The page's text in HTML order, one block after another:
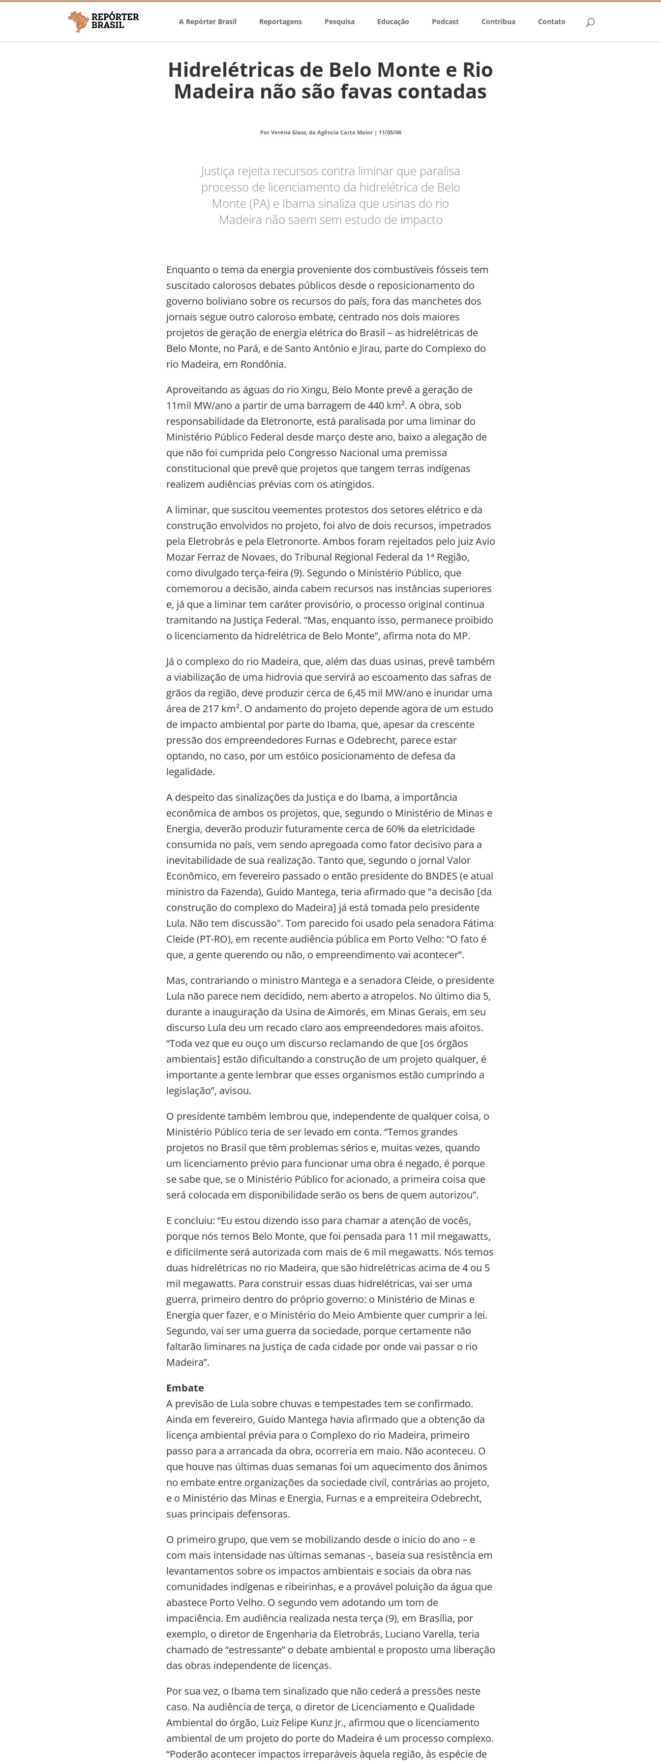
A Repórter Brasil Reportagens Pesquisa Educação Podcast Contribua Contato
Hidrelétricas de Belo Monte e Rio
Madeira não são favas contadas
Por Verena Glass, da Agência Carta Maior | 11/05/06
Justiça rejeita recursos contra liminar que paralisa
processo de licenciamento da hidrelétrica de Belo
Monte (PA) e Ibama sinaliza que usinas do rio
Madeira não saem sem estudo de impacto
Enquanto o tema da energia proveniente dos combustíveis fósseis tem
suscitado calorosos debates públicos desde o reposicionamento do
governo boliviano sobre os recursos do país, fora das manchetes dos
jornais segue outro caloroso embate, centrado nos dois maiores
projetos de geração de energia elétrica do Brasil – as hidrelétricas de
Belo Monte, no Pará, e de Santo Antônio e Jirau, parte do Complexo do
rio Madeira, em Rondônia.
Aproveitando as águas do rio Xingu, Belo Monte prevê a geração de
11mil MW/ano a partir de uma barragem de 440 km². A obra, sob
responsabilidade da Eletronorte, está paralisada por uma liminar do
Ministério Público Federal desde março deste ano, baixo a alegação de
que não foi cumprida pelo Congresso Nacional uma premissa
constitucional que prevê que projetos que tangem terras indígenas
realizem audiências prévias com os atingidos.
A liminar, que suscitou veementes protestos dos setores elétrico e da
construção envolvidos no projeto, foi alvo de dois recursos, impetrados
pela Eletrobrás e pela Eletronorte. Ambos foram rejeitados pelo juiz Avio
Mozar Ferraz de Novaes, do Tribunal Regional Federal da 1ª Região,
como divulgado terça-feira (9). Segundo o Ministério Público, que
comemorou a decisão, ainda cabem recursos nas instâncias superiores
e, já que a liminar tem caráter provisório, o processo original continua
tramitando na Justiça Federal. “Mas, enquanto isso, permanece proibido
o licenciamento da hidrelétrica de Belo Monte”, afirma nota do MP.
Já o complexo do rio Madeira, que, além das duas usinas, prevê também
a viabilização de uma hidrovia que servirá ao escoamento das safras de
grãos da região, deve produzir cerca de 6,45 mil MW/ano e inundar uma
área de 217 km². O andamento do projeto depende agora de um estudo
de impacto ambiental por parte do Ibama, que, apesar da crescente
pressão dos empreendedores Furnas e Odebrecht, parece estar
optando, no caso, por um estóico posicionamento de defesa da
legalidade.
A despeito das sinalizações da Justiça e do Ibama, a importância
econômica de ambos os projetos, que, segundo o Ministério de Minas e
Energia, deverão produzir futuramente cerca de 60% da eletricidade
consumida no país, vem sendo apregoada como fator decisivo para a
inevitabilidade de sua realização. Tanto que, segundo o jornal Valor
Econômico, em fevereiro passado o então presidente do BNDES (e atual
ministro da Fazenda), Guido Mantega, teria afirmado que "a decisão [da
construção do complexo do Madeira] já está tomada pelo presidente
Lula. Não tem discussão". Tom parecido foi usado pela senadora Fátima
Cleide (PT-RO), em recente audiência pública em Porto Velho: “O fato é
que, a gente querendo ou não, o empreendimento vai acontecer”.
Mas, contrariando o ministro Mantega e a senadora Cleide, o presidente
Lula não parece nem decidido, nem aberto a atropelos. No último dia 5,
durante a inauguração da Usina de Aimorés, em Minas Gerais, em seu
discurso Lula deu um recado claro aos empreendedores mais afoitos.
“Toda vez que eu ouço um discurso reclamando de que [os órgãos
ambientais] estão dificultando a construção de um projeto qualquer, é
importante a gente lembrar que esses organismos estão cumprindo a
legislação”, avisou.
O presidente também lembrou que, independente de qualquer coisa, o
Ministério Público teria de ser levado em conta. “Temos grandes
projetos no Brasil que têm problemas sérios e, muitas vezes, quando
um licenciamento prévio para funcionar uma obra é negado, é porque
se sabe que, se o Ministério Público for acionado, a primeira coisa que
será colocada em disponibilidade serão os bens de quem autorizou”.
E concluiu: “Eu estou dizendo isso para chamar a atenção de vocês,
porque nós temos Belo Monte, que foi pensada para 11 mil megawatts,
e dificilmente será autorizada com mais de 6 mil megawatts. Nós temos
duas hidrelétricas no rio Madeira, que são hidrelétricas acima de 4 ou 5
mil megawatts. Para construir essas duas hidrelétricas, vai ser uma
guerra, primeiro dentro do próprio governo: o Ministério de Minas e
Energia quer fazer, e o Ministério do Meio Ambiente quer cumprir a lei.
Segundo, vai ser uma guerra da sociedade, porque certamente não
faltarão liminares na Justiça de cada cidade por onde vai passar o rio
Madeira”.
Embate
A previsão de Lula sobre chuvas e tempestades tem se confirmado.
Ainda em fevereiro, Guido Mantega havia afirmado que a obtenção da
licença ambiental prévia para o Complexo do rio Madeira, primeiro
passo para a arrancada da obra, ocorreria em maio. Não aconteceu. O
que houve nas últimas duas semanas foi um aquecimento dos ânimos
no embate entre organizações da sociedade civil, contrárias ao projeto,
e o Ministério das Minas e Energia, Furnas e a empreiteira Odebrecht,
suas principais defensoras.
O primeiro grupo, que vem se mobilizando desde o inicio do ano – e
com mais intensidade nas últimas semanas -, baseia sua resistência em
levantamentos sobre os impactos ambientais e sociais da obra nas
comunidades indígenas e ribeirinhas, e a provável poluição da água que
abastece Porto Velho. O segundo vem adotando um tom de
impaciência. Em audiência realizada nesta terça (9), em Brasília, por
exemplo, o diretor de Engenharia da Eletrobrás, Luciano Varella, teria
chamado de “estressante” o debate ambiental e proposto uma liberação
das obras independente de licenças.
Por sua vez, o Ibama tem sinalizado que não cederá a pressões neste
caso. Na audiência de terça, o diretor de Licenciamento e Qualidade
Ambiental do órgão, Luiz Felipe Kunz Jr., afirmou que o licenciamento
ambiental de um projeto do porte do Madeira é um processo complexo.
“Poderão acontecer impactos irreparáveis àquela região, às espécie de